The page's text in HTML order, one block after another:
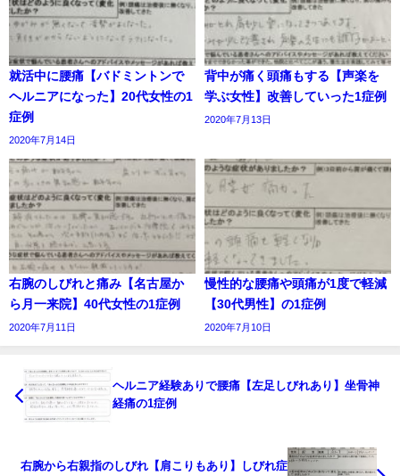
就活中に腰痛【バドミントンで
ヘルニアになった】20代女性の1
症例
2020年7月14日
背中が痛く頭痛もする【声楽を
学ぶ女性】改善していった1症例
2020年7月13日
右腕のしびれと痛み【名古屋か
ら月一来院】40代女性の1症例
2020年7月11日
慢性的な腰痛や頭痛が1度で軽減
【30代男性】の1症例
2020年7月10日
ヘルニア経験ありで腰痛【左足しびれあり】坐骨神
経痛の1症例
右腕から右親指のしびれ【肩こりもあり】しびれ症